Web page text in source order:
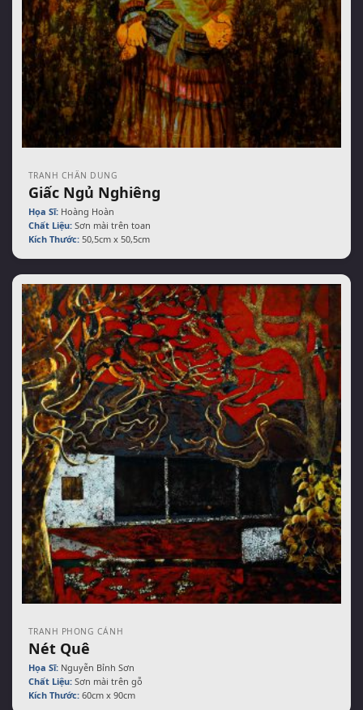
TRANH CHÂN DUNG
Giấc Ngủ Nghiêng
Họa Sĩ:Hoàng Hoàn
Chất Liệu:Sơn mài trên toan
Kích Thước:50,5cm x 50,5cm
TRANH PHONG CẢNH
Nét Quê
Họa Sĩ:Nguyễn Bỉnh Sơn
Chất Liệu: Sơn mài trên gỗ
Kích Thước:60cm x 90cm